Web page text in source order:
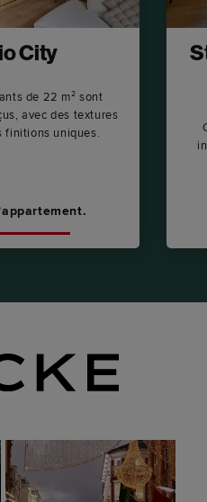
City
de 22 m² sont
avec des textures
finitions uniques.